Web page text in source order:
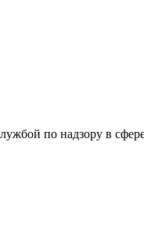
по надзору в